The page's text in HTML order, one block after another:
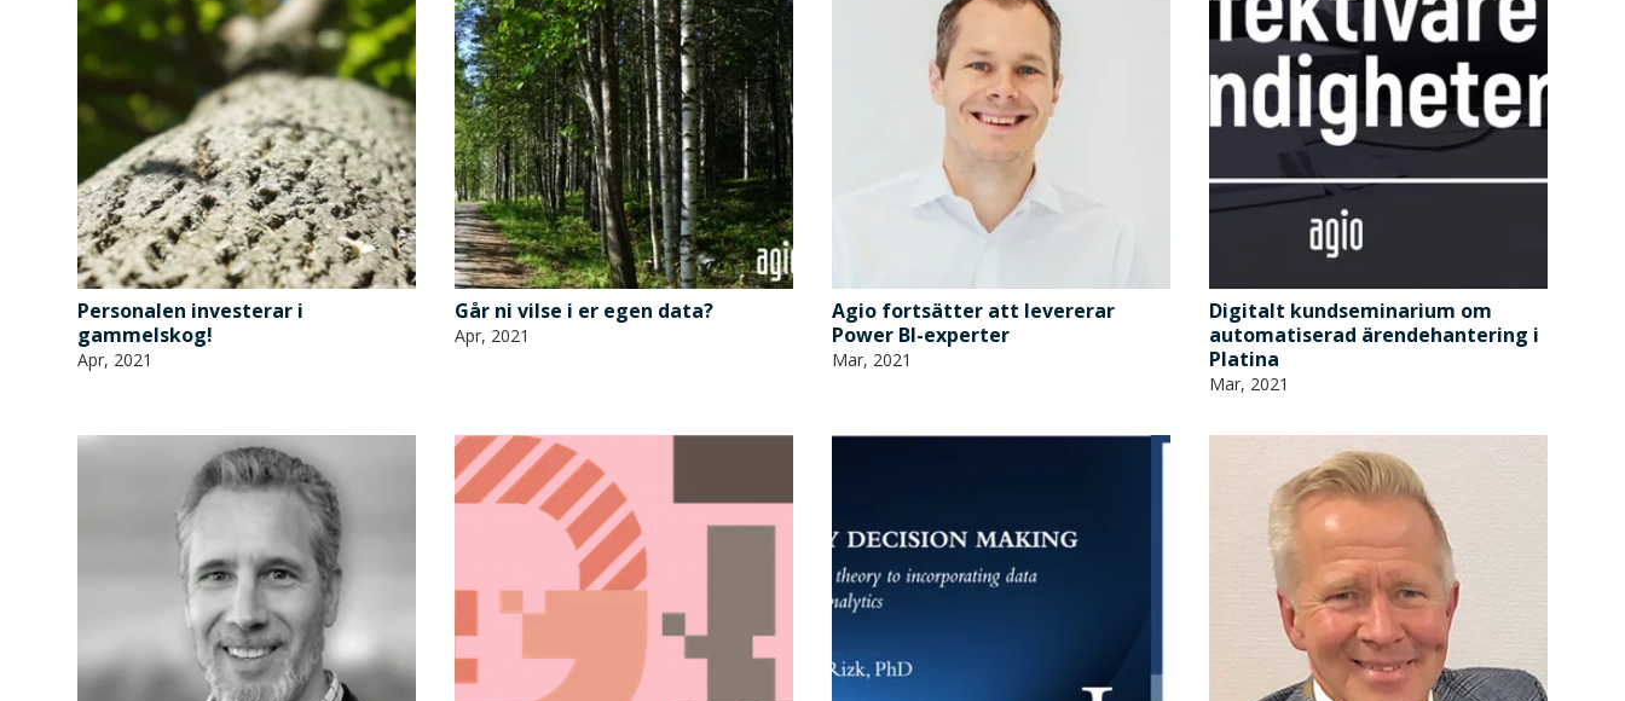
Personalen investerar i
gammelskog!
Apr, 2021
Går ni vilse i er egen data?
Apr, 2021
Agio fortsätter att levererar
Power BI-experter
Mar, 2021
Digitalt kundseminarium om
automatiserad ärendehantering i
Platina
Mar, 2021